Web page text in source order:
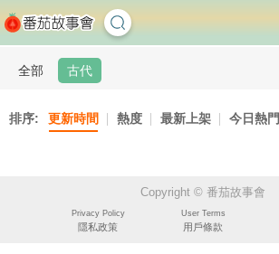
全部 古代
排序: 更新時間 熱度 最新上架 今日熱門
Copyright © 番茄故事會
Privacy Policy
隱私政策
User Terms
用戶條款